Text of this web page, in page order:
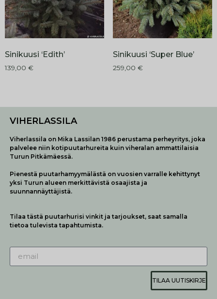
Sinikuusi ‘Edith’
139,00 €
Sinikuusi ‘Super Blue’
259,00 €
VIHERLASSILA
Viherlassila on Mika Lassilan 1986 perustama perheyritys, joka
palvelee niin kotipuutarhureita kuin viheralan ammattilaisia
Turun Pitkämäessä.
Pienestä puutarhamyymälästä on vuosien varralle kehittynyt
yksi Turun alueen merkittävistä osaajista ja
suunnannäyttäjistä.
Tilaa tästä puutarhurisi vinkit ja tarjoukset, saat samalla
tietoa tulevista tapahtumista.
TILAA UUTISKIRJE